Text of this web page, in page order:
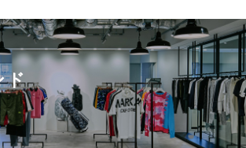
ド